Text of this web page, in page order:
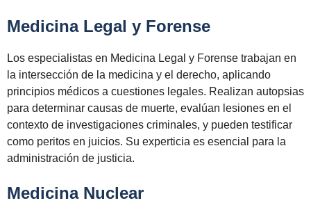
Medicina Legal y Forense
Los especialistas en Medicina Legal y Forense trabajan en
la intersección de la medicina y el derecho, aplicando
principios médicos a cuestiones legales. Realizan autopsias
para determinar causas de muerte, evalúan lesiones en el
contexto de investigaciones criminales, y pueden testificar
como peritos en juicios. Su experticia es esencial para la
administración de justicia.
Medicina Nuclear